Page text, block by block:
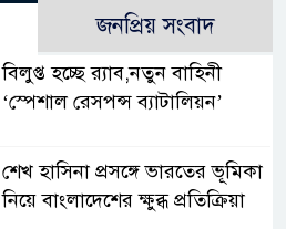
জনপ্রিয় সংবাদ
বিলুপ্ত হচ্ছে র‍্যাব,নতুন বাহিনী
‘স্পেশাল রেসপন্স ব্যাটালিয়ন’
শেখ হাসিনা প্রসঙ্গে ভারতের ভূমিকা
নিয়ে বাংলাদেশের ক্ষুব্ধ প্রতিক্রিয়া